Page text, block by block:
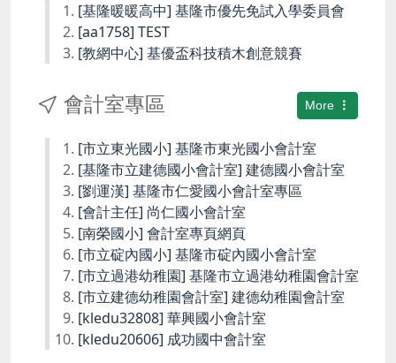
[基隆暖暖高中] 基隆市優先免試入學委員會
[aa1758] TEST
[教網中心] 基優盃科技積木創意競賽
More
會計室專區
[市立東光國小] 基隆市東光國小會計室
[基隆市立建德國小會計室] 建德國小會計室
[劉運漢] 基隆市仁愛國小會計室專區
[會計主任] 尚仁國小會計室
[南榮國小] 會計室專頁網頁
[市立碇內國小] 基隆市碇內國小會計室
[市立過港幼稚園] 基隆市立過港幼稚園會計室
[市立建德幼稚園會計室] 建德幼稚園會計室
[kledu32808] 華興國小會計室
[kledu20606] 成功國中會計室